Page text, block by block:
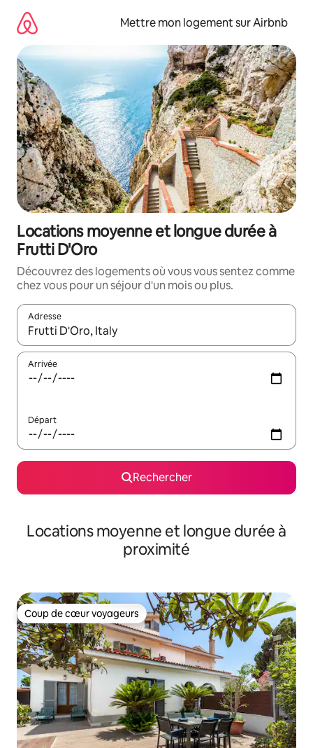
directement
contenu
Mettre mon logement sur Airbnb
Locations moyenne et longue durée à
Frutti D'Oro
Découvrez des logements où vous vous sentez comme
chez vous pour un séjour d'un mois ou plus.
Adresse
Lorsque les résultats s'affichent, utilisez les flèches vers le
Arrivée
Départ
Rechercher
Locations moyenne et longue durée à
proximité
Coup de cœur voyageurs
Coup de cœur voyageurs